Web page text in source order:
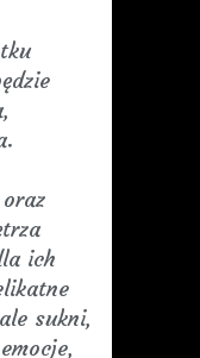
ich
sukni,